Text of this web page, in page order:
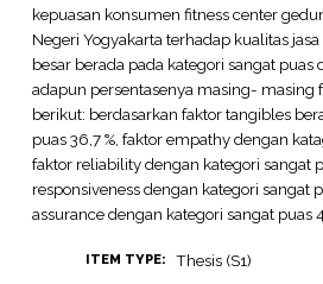
kepuasan konsumen fitness center
Negeri Yogyakarta terhadap kualitas
besar berada pada kategori sangat puas
adapun persentasenya masing- masing
berikut: berdasarkan faktor tangibles
puas 36,7 %, faktor empathy dengan
faktor reliability dengan kategori sangat
responsiveness dengan kategori sangat
assurance dengan kategori sangat puas
ITEM TYPE: Thesis (S1)